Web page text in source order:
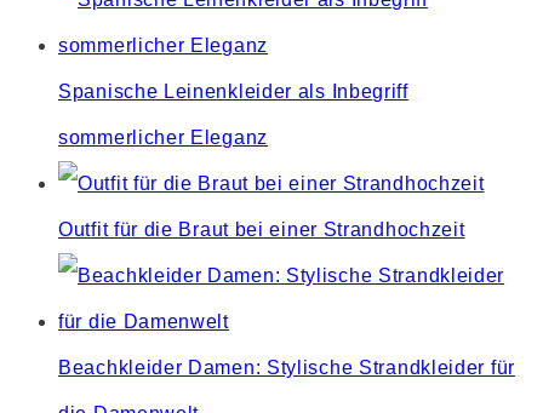
Spanische Leinenkleider als Inbegriff
sommerlicher Eleganz
Outfit für die Braut bei einer Strandhochzeit
Beachkleider Damen: Stylische Strandkleider für